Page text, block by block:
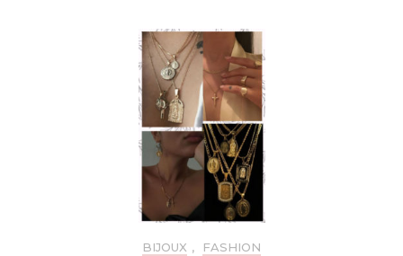
BIJOUX , FASHION